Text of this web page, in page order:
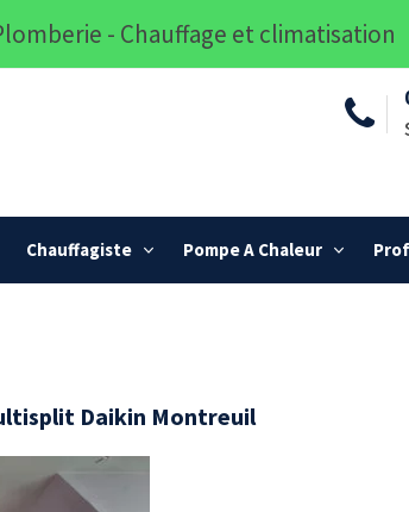
- Chauffage et climatisation
Chauffagiste Pompe A Chaleur
Daikin Montreuil